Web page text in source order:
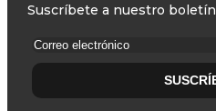
Suscríbete a nuestro boletín